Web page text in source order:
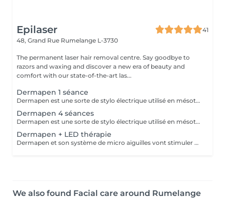
Epilaser
41
48, Grand Rue Rumelange L-3730
The permanent laser hair removal centre. Say goodbye to
razors and waxing and discover a new era of beauty and
comfort with our state-of-the-art las...
Dermapen 1 séance
Dermapen est une sorte de stylo électrique utilisé en mésothérapie fractionnée à micro-aiguilles qui vont stimuler collagène et élastine. L'appareil effectue environ 1300 injections par seconde et son caractère pulsatoire facilite l'introduction de substances actives dans l'épiderme et le derme. Ce traitement peut être effectué sur l'ensemble du corps.
Dermapen 4 séances
Dermapen est une sorte de stylo électrique utilisé en mésothérapie fractionnée à micro-aiguilles qui vont stimuler collagène et élastine. L'appareil effectue environ 1300 injections par seconde et son caractère pulsatoire facilite l'introduction de substances actives dans l'épiderme et le derme. Ce traitement peut être effectué sur l'ensemble du corps. Ce forfait de 4 séances permet de faire 1 séance par mois pendant 4 mois.
Dermapen + LED thérapie
Dermapen et son système de micro aiguilles vont stimuler collagène et élastine et facilite l'introduction de substances actives dans l'épiderme et le derme. Ce traitement peut être effectué sur l'ensemble du corps. Couplé avec la thérapie par LED les résultats seront largements boostés.
We also found Facial care around Rumelange